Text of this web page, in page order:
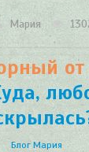
Мария
Блог Мария